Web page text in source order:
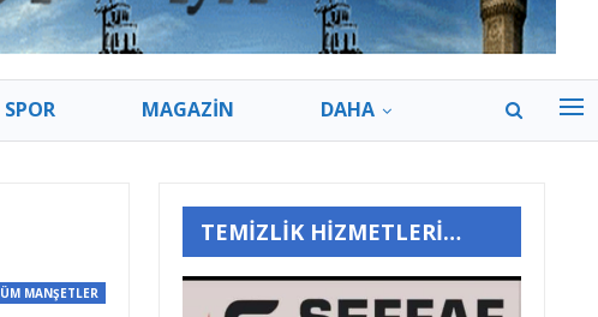
SPOR MAGAZİN DAHA
MANŞETLER
TEMİZLİK HİZMETLERİ…